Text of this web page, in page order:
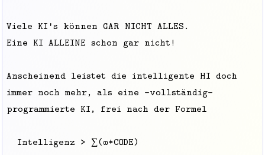
Viele KI's können GAR NICHT ALLES.
Eine KI ALLEINE schon gar nicht!
Anscheinend leistet die intelligente HI doch
immer noch mehr, als eine -vollständig-
programmierte KI, frei nach der Formel
Intelligenz > ∑(∞*CODE)